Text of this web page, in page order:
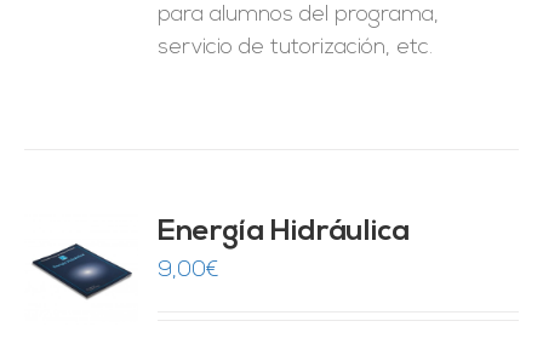
para alumnos del programa,
servicio de tutorización, etc.
Energía Hidráulica
9,00€